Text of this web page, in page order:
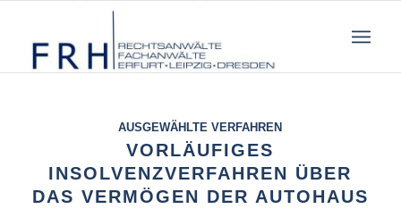
AUSGEWÄHLTE VERFAHREN
VORLÄUFIGES
INSOLVENZVERFAHREN ÜBER
DAS VERMÖGEN DER AUTOHAUS